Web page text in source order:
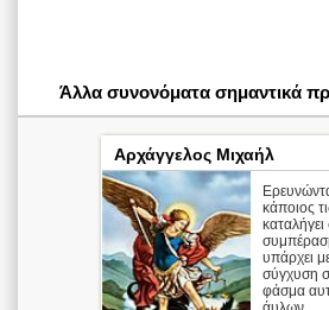
Άλλα συνονόματα σημαντικά
Αρχάγγελος Μιχαήλ
κάποιος
καταλήγει
υπάρχει
σύγχυση
φάσμα